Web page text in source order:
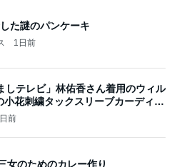
た謎のパンケーキ
1日前
しテレビ」林佑香さん着用のウィル
小花刺繍タックスリーブカーディガ
前
女のためのカレー作り